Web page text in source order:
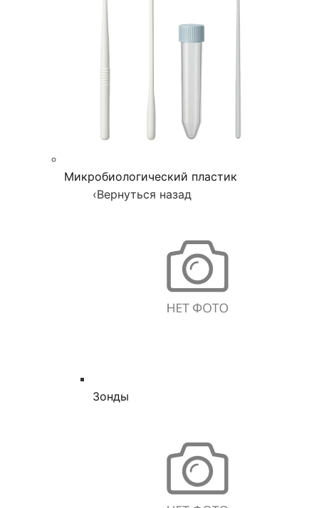
Микробиологический пластик
‹Вернуться назад
Зонды